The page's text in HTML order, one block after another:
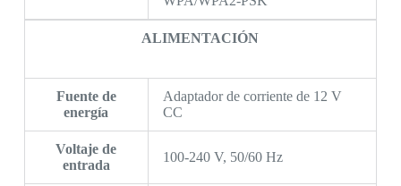
ALIMENTACIÓN
Fuente de
energía
Adaptador de corriente de 12 V
CC
Voltaje de
entrada
100-240 V, 50/60 Hz